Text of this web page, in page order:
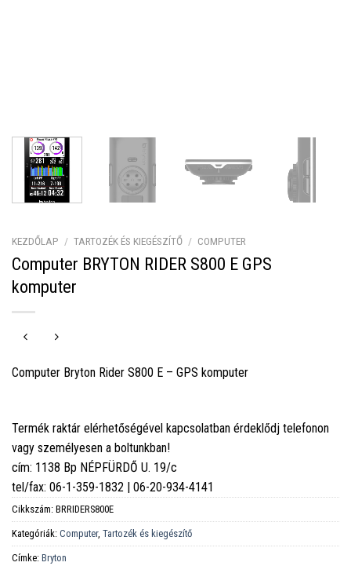
KEZDŐLAP / TARTOZÉK ÉS KIEGÉSZÍTŐ / COMPUTER
Computer BRYTON RIDER S800 E GPS
komputer
Computer Bryton Rider S800 E – GPS komputer
Termék raktár elérhetőségével kapcsolatban érdeklődj telefonon
vagy személyesen a boltunkban!
cím: 1138 Bp NÉPFÜRDŐ U. 19/c
tel/fax: 06-1-359-1832 | 06-20-934-4141
Cikkszám: BRRIDERS800E
Kategóriák: Computer, Tartozék és kiegészítő
Címke: Bryton